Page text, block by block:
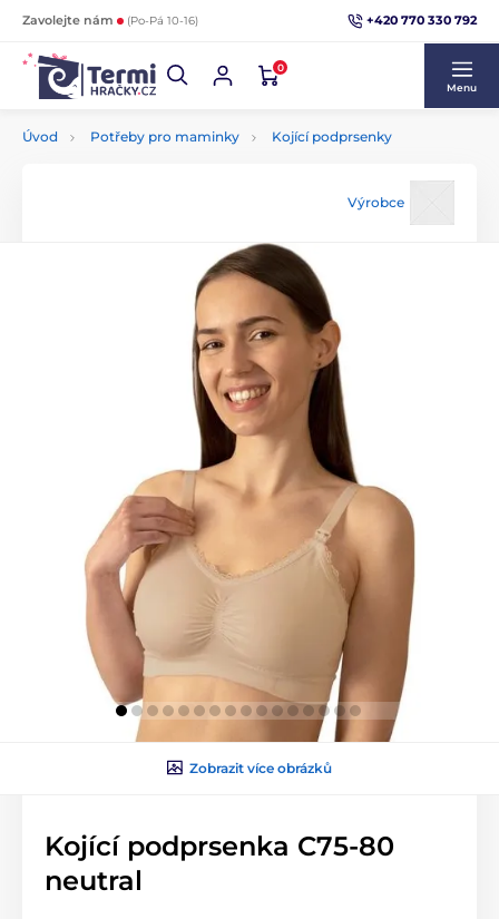
Zavolejte nám (Po-Pá 10-16) +420 770 330 792
0
Menu
Úvod Potřeby pro maminky Kojící podprsenky
Výrobce
Zobrazit více obrázků
Kojící podprsenka C75-80
neutral